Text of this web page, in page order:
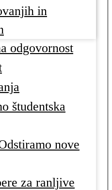
in
odgovornost
študentska
nove
za ranljive